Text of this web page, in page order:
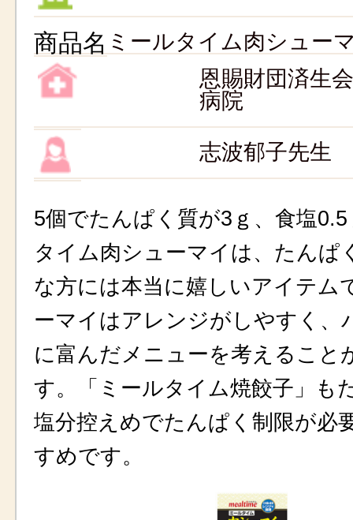
商品名 ミールタイム肉シュー
恩賜財団済生
病院
志波郁子先生
5個でたんぱく質が3ｇ、食塩
タイム肉シューマイは、たんぱ
な方には本当に嬉しいアイテム
ーマイはアレンジがしやすく、
に富んだメニューを考えること
す。「ミールタイム焼餃子」も
塩分控えめでたんぱく制限が必
すめです。